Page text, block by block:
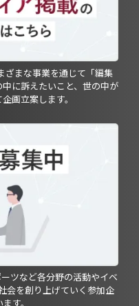
ざまな事業を通じて「編集
に訴えたいこと、世の中が
画立案します。
ツなど各分野の活動やイベ
会を創り上げていく参加企
す。